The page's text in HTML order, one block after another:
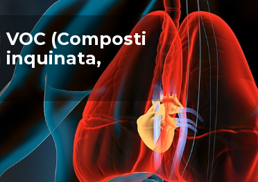
VOC (Composti
inquinata,